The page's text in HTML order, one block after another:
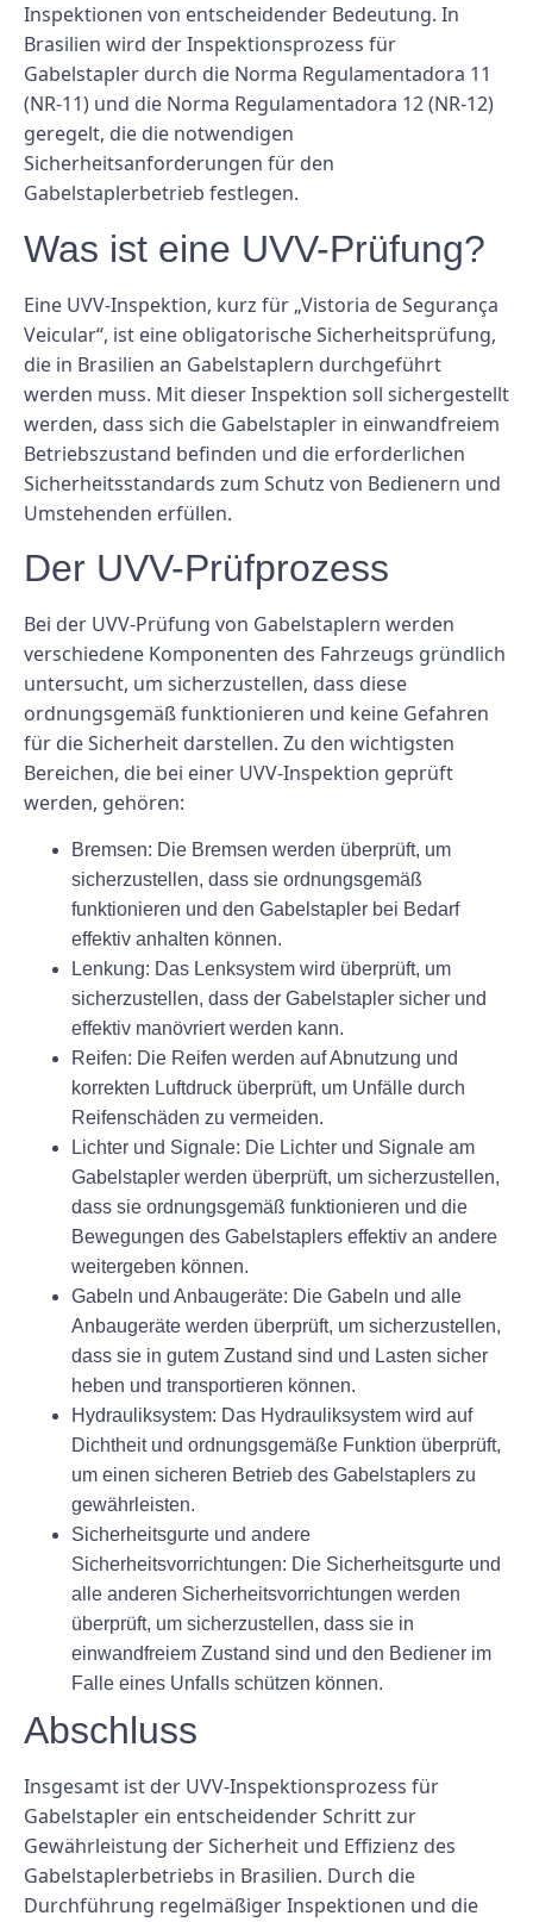
Inspektionen von entscheidender Bedeutung. In
Brasilien wird der Inspektionsprozess für
Gabelstapler durch die Norma Regulamentadora 11
(NR-11) und die Norma Regulamentadora 12 (NR-12)
geregelt, die die notwendigen
Sicherheitsanforderungen für den
Gabelstaplerbetrieb festlegen.
Was ist eine UVV-Prüfung?
Eine UVV-Inspektion, kurz für „Vistoria de Segurança
Veicular“, ist eine obligatorische Sicherheitsprüfung,
die in Brasilien an Gabelstaplern durchgeführt
werden muss. Mit dieser Inspektion soll sichergestellt
werden, dass sich die Gabelstapler in einwandfreiem
Betriebszustand befinden und die erforderlichen
Sicherheitsstandards zum Schutz von Bedienern und
Umstehenden erfüllen.
Der UVV-Prüfprozess
Bei der UVV-Prüfung von Gabelstaplern werden
verschiedene Komponenten des Fahrzeugs gründlich
untersucht, um sicherzustellen, dass diese
ordnungsgemäß funktionieren und keine Gefahren
für die Sicherheit darstellen. Zu den wichtigsten
Bereichen, die bei einer UVV-Inspektion geprüft
werden, gehören:
Bremsen: Die Bremsen werden überprüft, um
sicherzustellen, dass sie ordnungsgemäß
funktionieren und den Gabelstapler bei Bedarf
effektiv anhalten können.
Lenkung: Das Lenksystem wird überprüft, um
sicherzustellen, dass der Gabelstapler sicher und
effektiv manövriert werden kann.
Reifen: Die Reifen werden auf Abnutzung und
korrekten Luftdruck überprüft, um Unfälle durch
Reifenschäden zu vermeiden.
Lichter und Signale: Die Lichter und Signale am
Gabelstapler werden überprüft, um sicherzustellen,
dass sie ordnungsgemäß funktionieren und die
Bewegungen des Gabelstaplers effektiv an andere
weitergeben können.
Gabeln und Anbaugeräte: Die Gabeln und alle
Anbaugeräte werden überprüft, um sicherzustellen,
dass sie in gutem Zustand sind und Lasten sicher
heben und transportieren können.
Hydrauliksystem: Das Hydrauliksystem wird auf
Dichtheit und ordnungsgemäße Funktion überprüft,
um einen sicheren Betrieb des Gabelstaplers zu
gewährleisten.
Sicherheitsgurte und andere
Sicherheitsvorrichtungen: Die Sicherheitsgurte und
alle anderen Sicherheitsvorrichtungen werden
überprüft, um sicherzustellen, dass sie in
einwandfreiem Zustand sind und den Bediener im
Falle eines Unfalls schützen können.
Abschluss
Insgesamt ist der UVV-Inspektionsprozess für
Gabelstapler ein entscheidender Schritt zur
Gewährleistung der Sicherheit und Effizienz des
Gabelstaplerbetriebs in Brasilien. Durch die
Durchführung regelmäßiger Inspektionen und die